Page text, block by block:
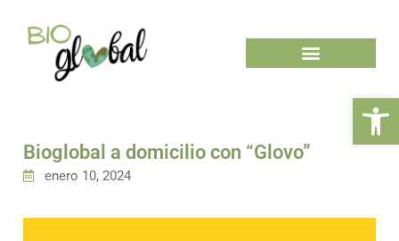
Bioglobal a domicilio con “Glovo”
enero 10, 2024